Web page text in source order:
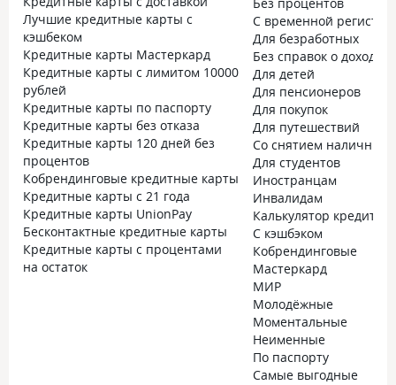
Лучшие кредитные карты с
кэшбеком
Кредитные карты Мастеркард
Кредитные карты с лимитом 10000
рублей
Кредитные карты по паспорту
Кредитные карты без отказа
Кредитные карты 120 дней без
процентов
Кобрендинговые кредитные карты
Кредитные карты с 21 года
Кредитные карты UnionPay
Бесконтактные кредитные карты
Кредитные карты с процентами
на остаток
Без процентов
С временной
Для безработных
Без справок о доходах
Для детей
Для пенсионеров
Для покупок
Для путешествий
Со снятием наличных
Для студентов
Иностранцам
Инвалидам
Калькулятор
С кэшбэком
Кобрендинговые
Мастеркард
МИР
Молодёжные
Моментальные
Неименные
По паспорту
Самые выгодные